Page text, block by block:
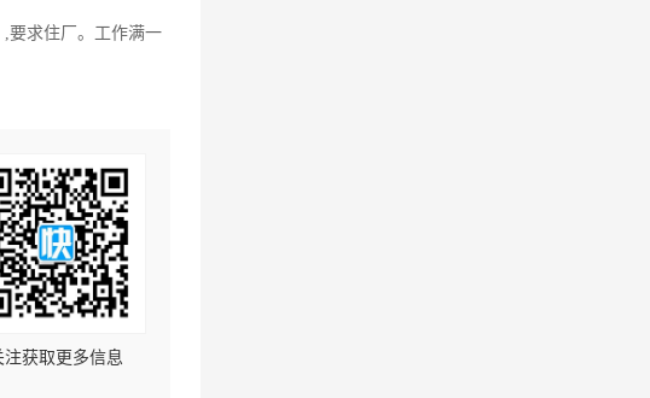
要求住厂。工作满一
注获取更多信息